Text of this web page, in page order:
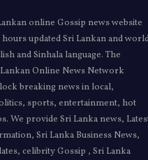
online Gossip news website
updated Sri Lankan and
and Sinhala language. The
Online News Network
breaking news in local,
sports, entertainment, hot
We provide Sri Lanka news,
Sri Lanka Business News,
celibrity Gossip , Sri Lanka